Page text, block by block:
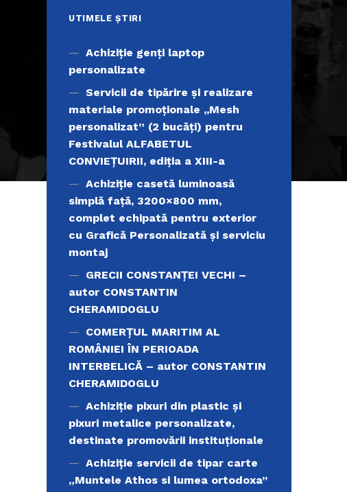
UTIMELE ȘTIRI
Achiziţie genți laptop
personalizate
Servicii de tipărire şi realizare
materiale promoţionale ,,Mesh
personalizat” (2 bucăți) pentru
Festivalul ALFABETUL
CONVIEŢUIRII, ediţia a XIII-a
Achiziție casetă luminoasă
simplă față, 3200×800 mm,
complet echipată pentru exterior
cu Grafică Personalizată și serviciu
montaj
GRECII CONSTANȚEI VECHI –
autor CONSTANTIN
CHERAMIDOGLU
COMERŢUL MARITIM AL
ROMÂNIEI ÎN PERIOADA
INTERBELICĂ – autor CONSTANTIN
CHERAMIDOGLU
Achiziţie pixuri din plastic și
pixuri metalice personalizate,
destinate promovării instituționale
Achiziție servicii de tipar carte
„Muntele Athos si lumea ortodoxa’’